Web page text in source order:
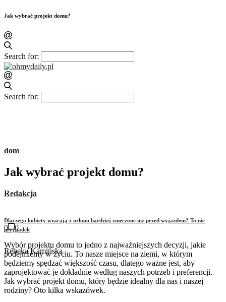
Jak wybrać projekt domu?
Search for:
Search for:
Dlaczego kobiety wracają z urlopu bardziej zmęczone niż przed wyjazdem? To nie
przypadek
Rebeka Kamińska
dom
Jak wybrać projekt domu?
Redakcja
0
0
Wybór projektu domu to jedno z najważniejszych decyzji, jakie
podejmiemy w życiu. To nasze miejsce na ziemi, w którym
będziemy spędzać większość czasu, dlatego ważne jest, aby
zaprojektować je dokładnie według naszych potrzeb i preferencji.
Jak wybrać projekt domu, który będzie idealny dla nas i naszej
rodziny? Oto kilka wskazówek.